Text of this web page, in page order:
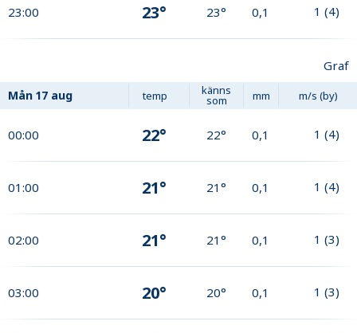
23:00 23° 23° 0,1 1 (4)
Graf
Mån 17 aug temp känns
som mm m/s (by)
00:00 22° 22° 0,1 1 (4)
01:00 21° 21° 0,1 1 (4)
02:00 21° 21° 0,1 1 (3)
03:00 20° 20° 0,1 1 (3)